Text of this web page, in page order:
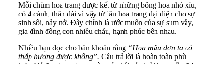
Mỗi chùm hoa trang được kết từ những bông hoa nhỏ xíu,
có 4 cánh, thân dài vì vậy từ lâu hoa trang đại diện cho sự
sinh sôi, nảy nở. Đây chính là ước muốn của sự sum vầy,
gia đình đông con nhiều cháu, hạnh phúc bên nhau.
Nhiều bạn đọc cho băn khoăn rằng “Hoa mẫu đơn ta có
thắp hương được không”. Câu trả lời là hoàn toàn phù